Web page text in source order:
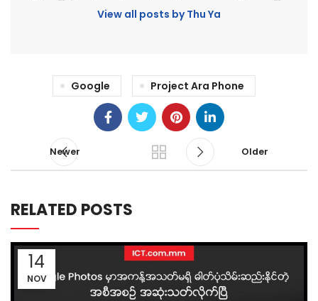
View all posts by Thu Ya
Google Project Ara Phone
Newer Older
RELATED POSTS
14
NOV